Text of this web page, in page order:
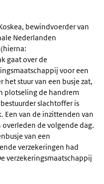
bewindvoerder van
Nederlanden
gaat over de
voor een
stuur van een busje zat,
plotseling de handrem
slachtoffer is
Een van de inzittenden van
de volgende dag.
van een
verzekeringen had
verzekeringsmaatschappij